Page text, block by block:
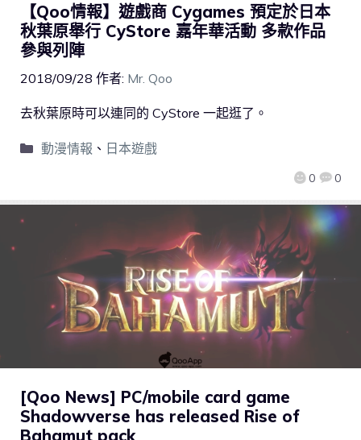
【Qoo情報】遊戲商 Cygames 預定於日本
秋葉原舉行 CyStore 嘉年華活動 多款作品
參與列陣
2018/09/28 作者: Mr. Qoo
0 0
去秋葉原時可以連同的 CyStore 一起逛了。
動漫情報 、 日本遊戲
[Qoo News] PC/mobile card game
Shadowverse has released Rise of
Bahamut pack